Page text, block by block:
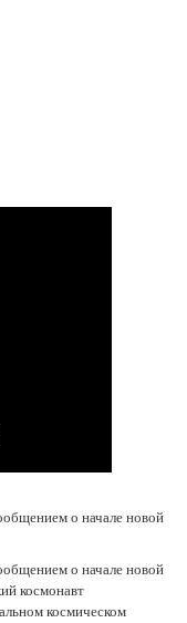
о начале новой
о начале новой
космонавт
космическом